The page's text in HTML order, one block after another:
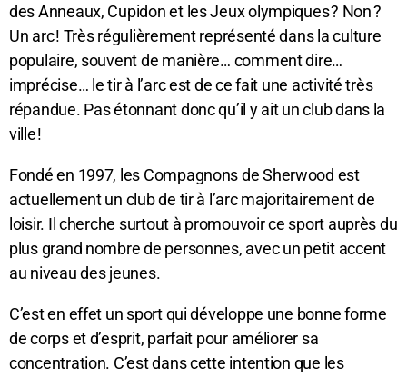
des Anneaux, Cupidon et les Jeux olympiques ? Non ?
Un arc ! Très régulièrement représenté dans la culture
populaire, souvent de manière… comment dire…
imprécise… le tir à l’arc est de ce fait une activité très
répandue. Pas étonnant donc qu’il y ait un club dans la
ville !
Fondé en 1997, les Compagnons de Sherwood est
actuellement un club de tir à l’arc majoritairement de
loisir. Il cherche surtout à promouvoir ce sport auprès du
plus grand nombre de personnes, avec un petit accent
au niveau des jeunes.
C’est en effet un sport qui développe une bonne forme
de corps et d’esprit, parfait pour améliorer sa
concentration. C’est dans cette intention que les